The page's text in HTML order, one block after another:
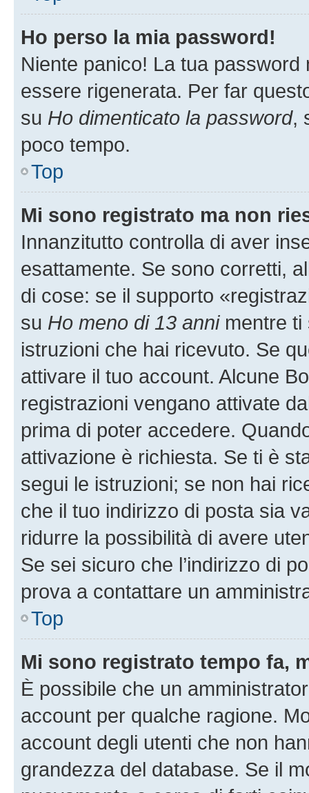
Ho perso la mia password!
Niente panico! La tua
essere rigenerata. Per far
su Ho dimenticato la password,
poco tempo.
Top
Mi sono registrato ma non
Innanzitutto controlla di aver
esattamente. Se sono corretti,
di cose: se il supporto
su Ho meno di 13 annimentre ti
istruzioni che hai ricevuto. Se
attivare il tuo account. Alcune
registrazioni vengano attivate
prima di poter accedere.
attivazione è richiesta. Se ti è
segui le istruzioni; se non hai
che il tuo indirizzo di posta sia
ridurre la possibilità di avere
Se sei sicuro che l’indirizzo di
prova a contattare un
Top
Mi sono registrato tempo fa,
È possibile che un
account per qualche ragione.
account degli utenti che non
grandezza del database. Se il